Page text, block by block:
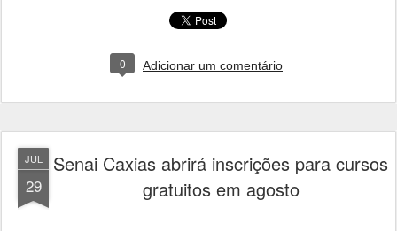
0 Adicionar um comentário
JUL
29
Senai Caxias abrirá inscrições para cursos
gratuitos em agosto